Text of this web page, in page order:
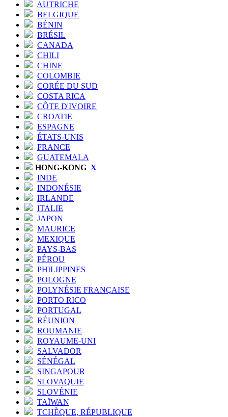
AUTRICHE
BELGIQUE
BÉNIN
BRÉSIL
CANADA
CHILI
CHINE
COLOMBIE
CORÉE DU SUD
COSTA RICA
CÔTE D'IVOIRE
CROATIE
ESPAGNE
ÉTATS-UNIS
FRANCE
GUATEMALA
HONG-KONG X
INDE
INDONÉSIE
IRLANDE
ITALIE
JAPON
MAURICE
MEXIQUE
PAYS-BAS
PÉROU
PHILIPPINES
POLOGNE
POLYNÉSIE FRANÇAISE
PORTO RICO
PORTUGAL
RÉUNION
ROUMANIE
ROYAUME-UNI
SALVADOR
SÉNÉGAL
SINGAPOUR
SLOVAQUIE
SLOVÉNIE
TAÏWAN
TCHÈQUE, RÉPUBLIQUE